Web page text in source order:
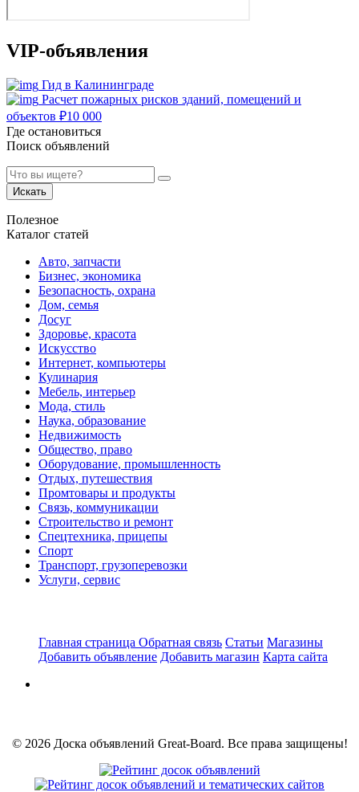
VIP-объявления
Гид в Калининграде
Расчет пожарных рисков зданий, помещений и
объектов ₽10 000
Где остановиться
Поиск объявлений
Искать
Полезное
Каталог статей
Авто, запчасти
Бизнес, экономика
Безопасность, охрана
Дом, семья
Досуг
Здоровье, красота
Искусство
Интернет, компьютеры
Кулинария
Мебель, интерьер
Мода, стиль
Наука, образование
Недвижимость
Общество, право
Оборудование, промышленность
Отдых, путешествия
Промтовары и продукты
Связь, коммуникации
Строительство и ремонт
Спецтехника, прицепы
Спорт
Транспорт, грузоперевозки
Услуги, сервис
Главная страница Обратная связь Статьи Магазины
Добавить объявление Добавить магазин Карта сайта
© 2026 Доска объявлений Great-Board. Все права защищены!